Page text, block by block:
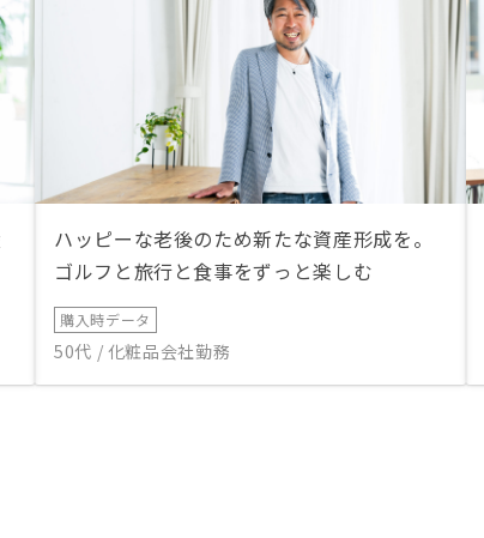
ハッピーな老後のため新たな資産形成を。
ゴルフと旅行と食事をずっと楽しむ
購入時データ
50代 / 化粧品会社勤務